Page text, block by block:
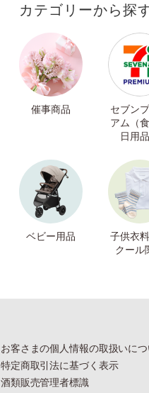
カテゴリーから探
催事商品
セブン
アム（
日用品
ベビー用品
子供衣
クール
お客さまの個人情報の取扱いにつ
特定商取引法に基づく表示
酒類販売管理者標識